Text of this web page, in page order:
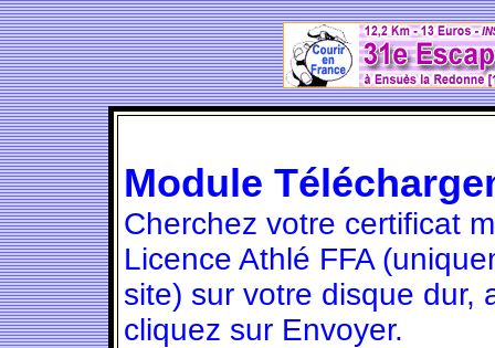
Module
Cherchez votre certificat
Licence Athlé FFA
site) sur votre disque dur,
cliquez sur Envoyer.